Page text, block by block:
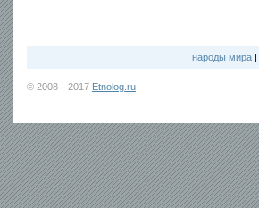
народы мира |
© 2008—2017 Etnolog.ru